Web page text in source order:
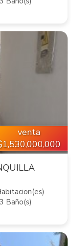
venta
3 Baño(s)